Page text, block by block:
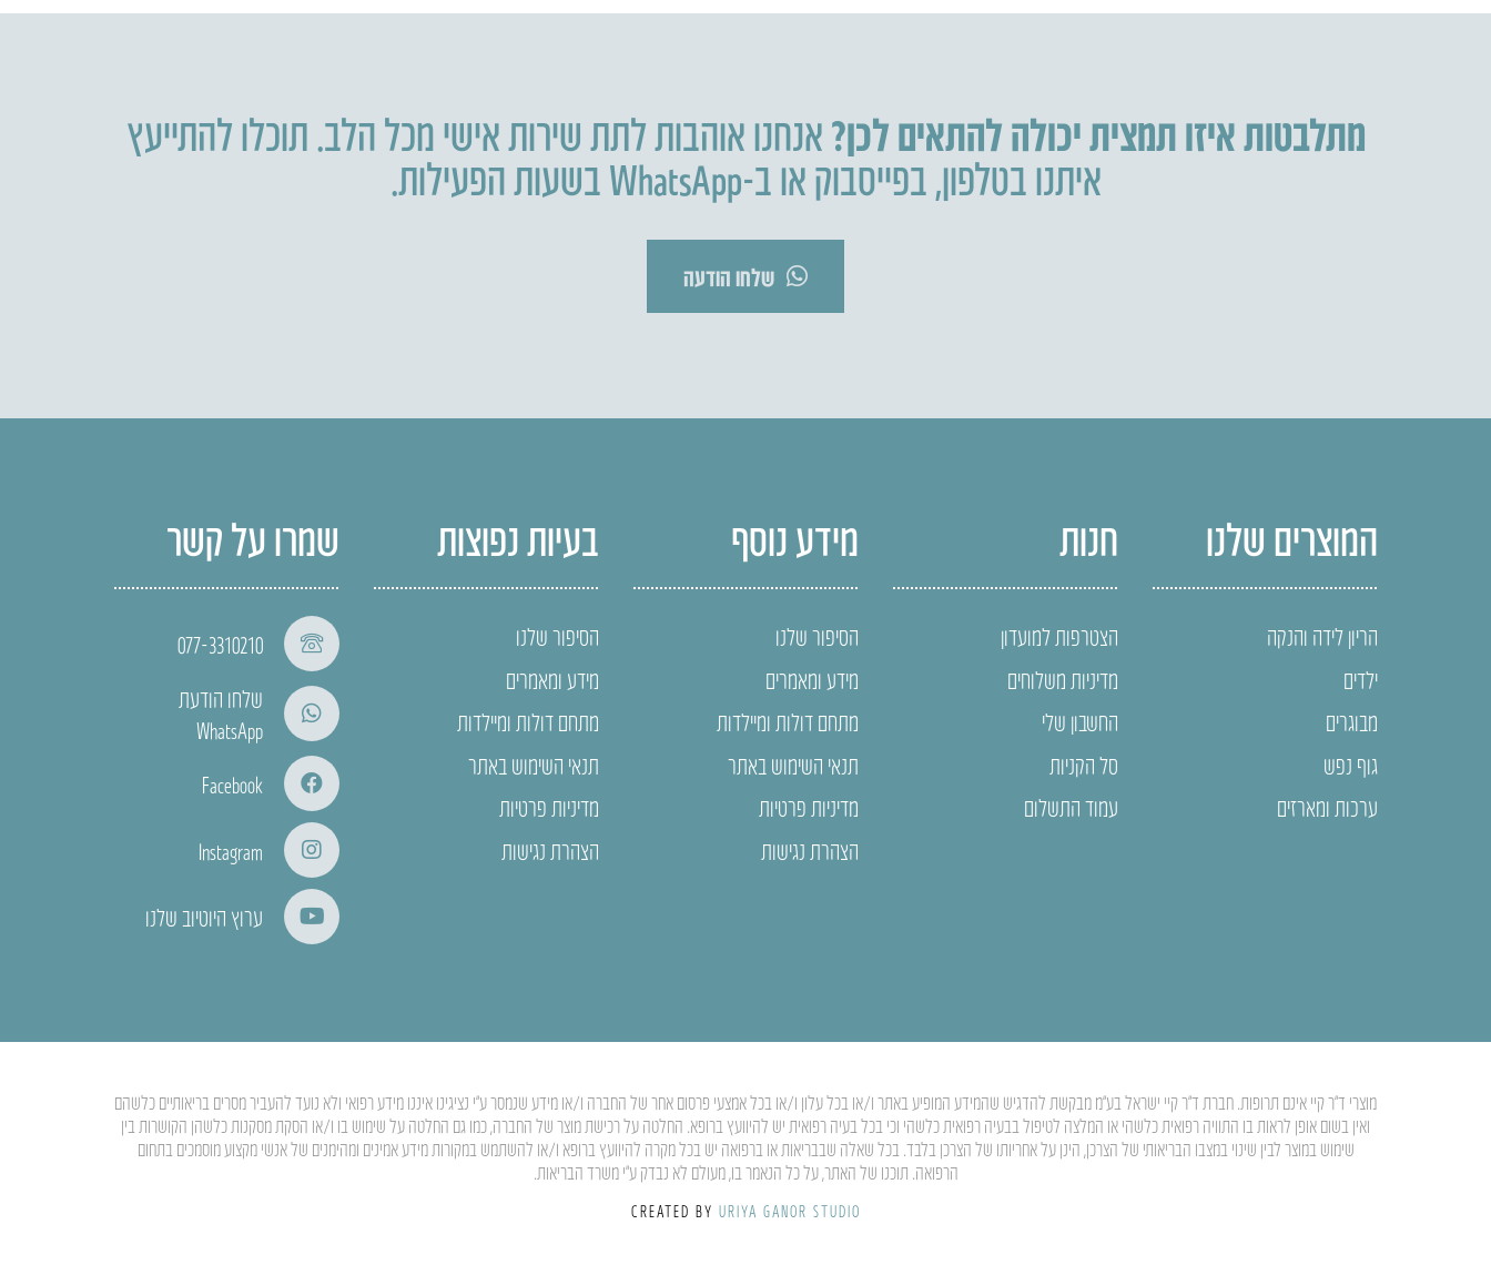
מתלבטות איזו תמצית יכולה להתאים לכן?אנחנו אוהבות לתת שירות אישי מכל הלב. תוכלו להתייעץ
איתנו בטלפון,בפייסבוק או ב-WhatsApp בשעות הפעילות.
שלחו הודעה
המוצרים שלנו
הריון לידה והנקה
ילדים
מבוגרים
גוף נפש
ערכות ומארזים
חנות
הצטרפות למועדון
מדיניות משלוחים
החשבון שלי
סל הקניות
עמוד התשלום
מידע נוסף
הסיפור שלנו
מידע ומאמרים
מתחם דולות ומיילדות
תנאי השימוש באתר
מדיניות פרטיות
הצהרת נגישות
בעיות נפוצות
הסיפור שלנו
מידע ומאמרים
מתחם דולות ומיילדות
תנאי השימוש באתר
מדיניות פרטיות
הצהרת נגישות
שמרו על קשר
077-3310210
שלחו הודעת
WhatsApp
Facebook
Instagram
ערוץ היוטיוב שלנו
מוצרי ד”ר קיי אינם תרופות. חברת ד”ר קיי ישראל בע”מ מבקשת להדגיש שהמידע המופיע באתר ו/או בכל עלון ו/או בכל אמצעי פרסום אחר של החברה ו/או מידע שנמסר ע”י נציגינו איננו מידע רפואי ולא נועד להעביר מסרים בריאותיים כלשהם
ואין בשום אופן לראות בו התוויה רפואית כלשהי או המלצה לטיפול בבעיה רפואית כלשהי וכי בכל בעיה רפואית יש להיוועץ ברופא. החלטה על רכישת מוצר של החברה, כמו גם החלטה על שימוש בו ו/או הסקת מסקנות כלשהן הקושרות בין
שימוש במוצר לבין שינוי במצבו הבריאותי של הצרכן, הינן על אחריותו של הצרכן בלבד. בכל שאלה שבבריאות או ברפואה יש בכל מקרה להיוועץ ברופא ו/או להשתמש במקורות מידע אמינים ומהימנים של אנשי מקצוע מוסמכים בתחום
הרפואה. תוכנו של האתר, על כל הנאמר בו, מעולם לא נבדק ע”י משרד הבריאות.
CREATED BY URIYA GANOR STUDIO